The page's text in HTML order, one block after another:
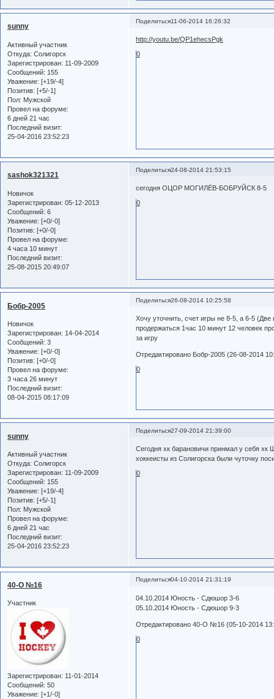
Поделиться11-06-2014 16:26:32
sunny
Активный участник
Откуда: Солигорск
Зарегистрирован: 11-09-2009
Сообщений: 155
Уважение: [+19/-4]
Позитив: [+5/-1]
Пол: Мужской
Провел на форуме:
6 дней 21 час
Последний визит:
25-04-2016 23:52:23
http://youtu.be/QP1ehecsPgk
0
Поделиться24-08-2014 21:53:15
sashok321321
Новичок
Зарегистрирован: 05-12-2013
Сообщений: 6
Уважение: [+0/-0]
Позитив: [+0/-0]
Провел на форуме:
4 часа 10 минут
Последний визит:
25-08-2015 20:49:07
сегодня ОЦОР МОГИЛЁВ-БОБРУЙСК 8-5
0
Поделиться26-08-2014 10:25:58
Бобр-2005
Новичок
Зарегистрирован: 14-04-2014
Сообщений: 3
Уважение: [+0/-0]
Позитив: [+0/-0]
Провел на форуме:
3 часа 26 минут
Последний визит:
08-04-2015 08:17:09
Хочу уточнить, счет игры не 8-5, а 6-5
продержаться 1час 10 минут 12 человек
за игру
Отредактировано Бобр-2005 (26-08-2014
0
Поделиться27-09-2014 21:39:00
sunny
Активный участник
Откуда: Солигорск
Зарегистрирован: 11-09-2009
Сообщений: 155
Уважение: [+19/-4]
Позитив: [+5/-1]
Пол: Мужской
Провел на форуме:
6 дней 21 час
Последний визит:
25-04-2016 23:52:23
Сегодня хк барановичи принмал у себя
хоккеисты из Солигорска были чуточку
0
Поделиться04-10-2014 21:31:19
40-О №16
Участник
Зарегистрирован: 11-01-2014
Сообщений: 50
Уважение: [+1/-0]
04.10.2014 Юность - Сдюшор 3-6
05.10.2014 Юность - Сдюшор 9-3
Отредактировано 40-О №16 (05-10-2014
0